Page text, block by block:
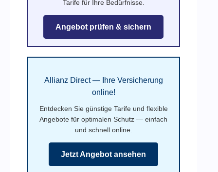
Tarife für Ihre Bedürfnisse.
Angebot prüfen & sichern
Allianz Direct — Ihre Versicherung
online!
Entdecken Sie günstige Tarife und flexible
Angebote für optimalen Schutz — einfach
und schnell online.
Jetzt Angebot ansehen